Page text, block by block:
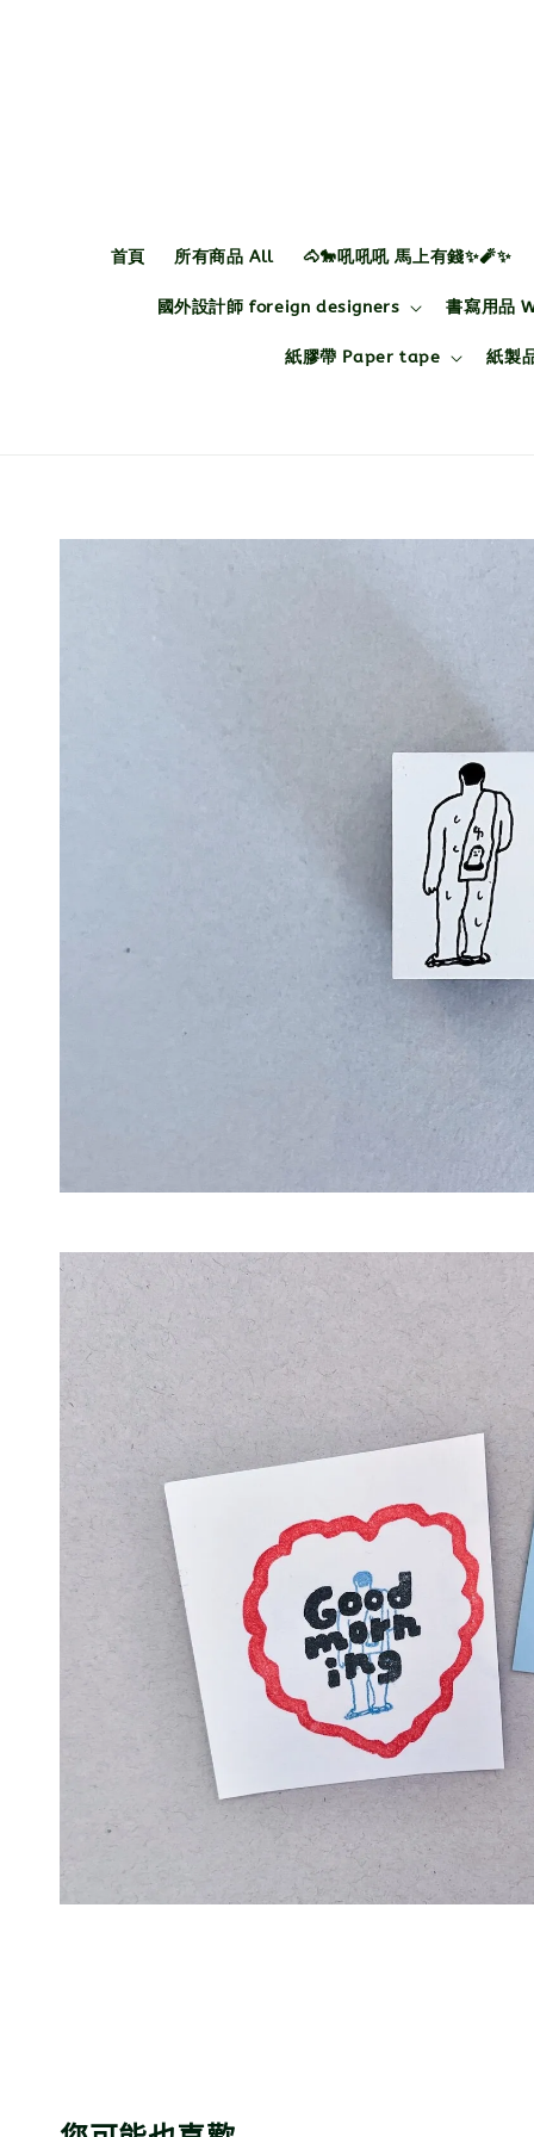
首頁 所有商品 All 🐴🐎吼吼吼 馬上有錢✨🧨✨
國外設計師 foreign designers 書寫用品
紙膠帶 Paper tape 紙製